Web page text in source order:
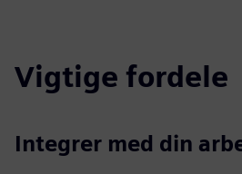
Vigtige fordele
Integrer med din